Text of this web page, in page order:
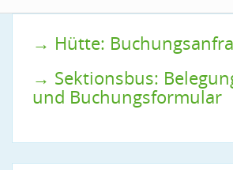
→ Hütte:
→ Sektionsbus:
und Buchungsformular